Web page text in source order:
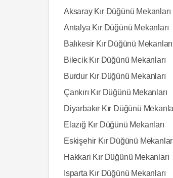
Aksaray Kır Düğünü Mekanları
Antalya Kır Düğünü Mekanları
Balıkesir Kır Düğünü Mekanları
Bilecik Kır Düğünü Mekanları
Burdur Kır Düğünü Mekanları
Çankırı Kır Düğünü Mekanları
Diyarbakır Kır Düğünü
Elazığ Kır Düğünü Mekanları
Eskişehir Kır Düğünü
Hakkari Kır Düğünü Mekanları
Isparta Kır Düğünü Mekanları